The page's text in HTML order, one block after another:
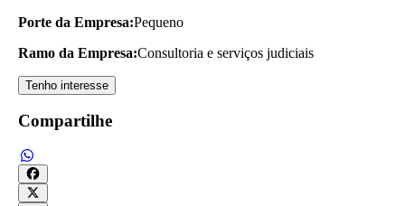
Porte da Empresa:Pequeno
Ramo da Empresa:Consultoria e serviços judiciais
Tenho interesse
Compartilhe